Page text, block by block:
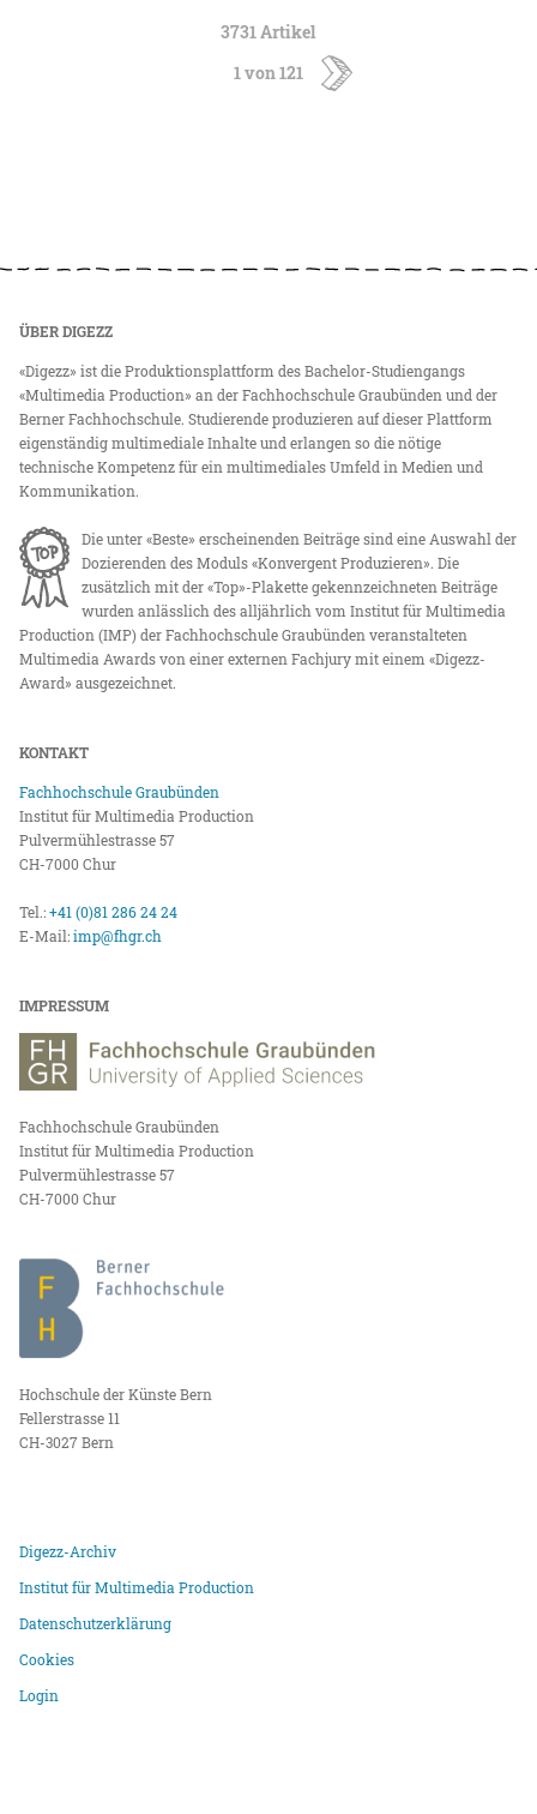
3731 Artikel
1 von 121
ÜBER DIGEZZ
«Digezz» ist die Produktionsplattform des Bachelor-Studiengangs
«Multimedia Production» an der Fachhochschule Graubünden und der
Berner Fachhochschule. Studierende produzieren auf dieser Plattform
eigenständig multimediale Inhalte und erlangen so die nötige
technische Kompetenz für ein multimediales Umfeld in Medien und
Kommunikation.
Die unter «Beste» erscheinenden Beiträge sind eine Auswahl der
Dozierenden des Moduls «Konvergent Produzieren». Die
zusätzlich mit der «Top»-Plakette gekennzeichneten Beiträge
wurden anlässlich des alljährlich vom Institut für Multimedia
Production (IMP) der Fachhochschule Graubünden veranstalteten
Multimedia Awards von einer externen Fachjury mit einem «Digezz-
Award» ausgezeichnet.
KONTAKT
Fachhochschule Graubünden
Institut für Multimedia Production
Pulvermühlestrasse 57
CH-7000 Chur
Tel.:+41 (0)81 286 24 24
E-Mail:imp@fhgr.ch
IMPRESSUM
Fachhochschule Graubünden
Institut für Multimedia Production
Pulvermühlestrasse 57
CH-7000 Chur
Hochschule der Künste Bern
Fellerstrasse 11
CH-3027 Bern
Digezz-Archiv
Institut für Multimedia Production
Datenschutzerklärung
Cookies
Login